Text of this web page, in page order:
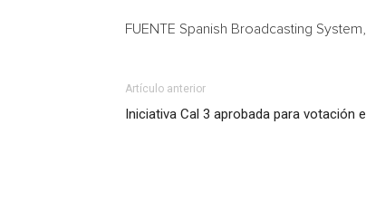
FUENTE Spanish Broadcasting System,
Artículo anterior
Iniciativa Cal 3 aprobada para votación